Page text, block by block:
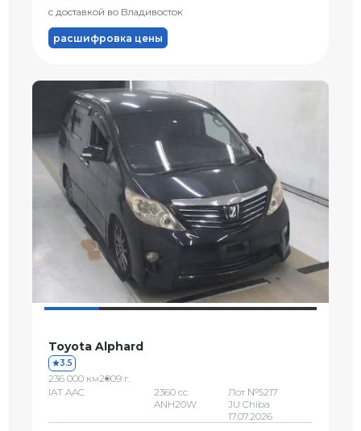
с доставкой во Владивосток
расшифровка цены
Toyota Alphard
3.5
236 000 км2009 г.
IAT AAC
2360 сс
ANH20W
Лот №5217
JU Chiba
17.07.2026